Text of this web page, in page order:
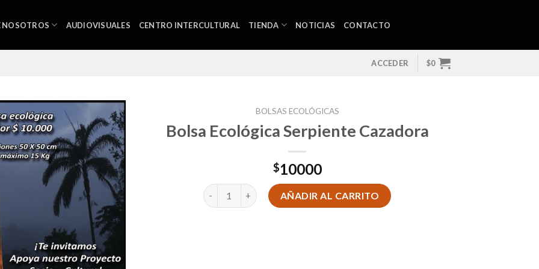
NOSOTROS AUDIOVISUALES CENTRO INTERCULTURAL TIENDA NOTICIAS CONTACTO
ACCEDER $0
BOLSAS ECOLÓGICAS
Bolsa Ecológica Serpiente Cazadora
$10000
Bolsa Ecológica Serpiente Cazadora cantidad
AÑADIR AL CARRITO